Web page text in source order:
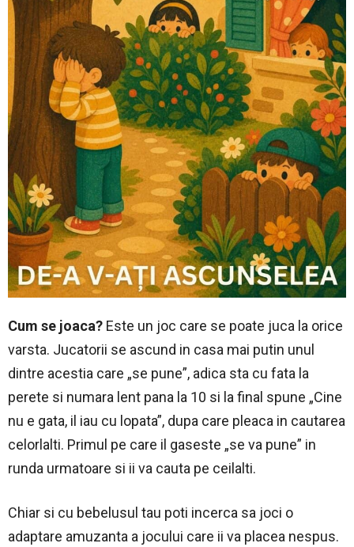
Cum se joaca? Este un joc care se poate juca la orice
varsta. Jucatorii se ascund in casa mai putin unul
dintre acestia care „se pune”, adica sta cu fata la
perete si numara lent pana la 10 si la final spune „Cine
nu e gata, il iau cu lopata”, dupa care pleaca in cautarea
celorlalti. Primul pe care il gaseste „se va pune” in
runda urmatoare si ii va cauta pe ceilalti.
Chiar si cu bebelusul tau poti incerca sa joci o
adaptare amuzanta a jocului care ii va placea nespus.